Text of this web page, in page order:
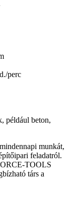
perc
például beton,
munkát,
feladatról.
TOOLS
társ a